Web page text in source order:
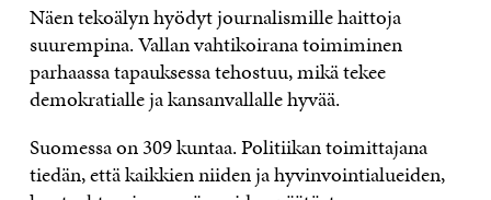
Näen tekoälyn hyödyt journalismille haittoja
suurempina. Vallan vahtikoirana toimiminen
parhaassa tapauksessa tehostuu, mikä tekee
demokratialle ja kansanvallalle hyvää.
Suomessa on 309 kuntaa. Politiikan toimittajana
tiedän, että kaikkien niiden ja hyvinvointialueiden,